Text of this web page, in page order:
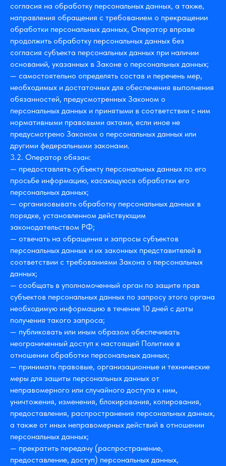
согласия на обработку персональных данных, а также,
направления обращения с требованием о прекращении
обработки персональных данных, Оператор вправе
продолжить обработку персональных данных без
согласия субъекта персональных данных при наличии
оснований, указанных в Законе о персональных данных;
— самостоятельно определять состав и перечень мер,
необходимых и достаточных для обеспечения выполнения
обязанностей, предусмотренных Законом о
персональных данных и принятыми в соответствии с ним
нормативными правовыми актами, если иное не
предусмотрено Законом о персональных данных или
другими федеральными законами.
3.2. Оператор обязан:
— предоставлять субъекту персональных данных по его
просьбе информацию, касающуюся обработки его
персональных данных;
— организовывать обработку персональных данных в
порядке, установленном действующим
законодательством РФ;
— отвечать на обращения и запросы субъектов
персональных данных и их законных представителей в
соответствии с требованиями Закона о персональных
данных;
— сообщать в уполномоченный орган по защите прав
субъектов персональных данных по запросу этого органа
необходимую информацию в течение 10 дней с даты
получения такого запроса;
— публиковать или иным образом обеспечивать
неограниченный доступ к настоящей Политике в
отношении обработки персональных данных;
— принимать правовые, организационные и технические
меры для защиты персональных данных от
неправомерного или случайного доступа к ним,
уничтожения, изменения, блокирования, копирования,
предоставления, распространения персональных данных,
а также от иных неправомерных действий в отношении
персональных данных;
— прекратить передачу (распространение,
предоставление, доступ) персональных данных,